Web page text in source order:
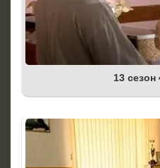
13 сезон